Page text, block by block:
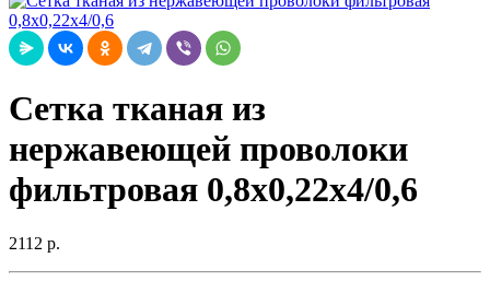
Сетка тканая из
нержавеющей проволоки
фильтровая 0,8х0,22х4/0,6
2112 р.